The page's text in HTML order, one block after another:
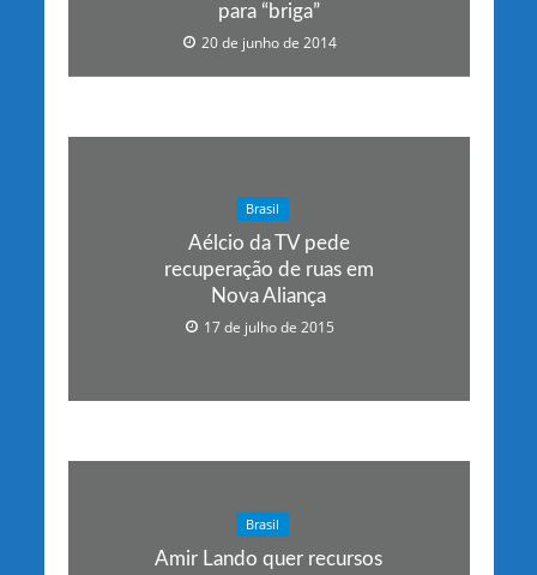
para “briga”
20 de junho de 2014
Brasil
Aélcio da TV pede
recuperação de ruas em
Nova Aliança
17 de julho de 2015
Brasil
Amir Lando quer recursos